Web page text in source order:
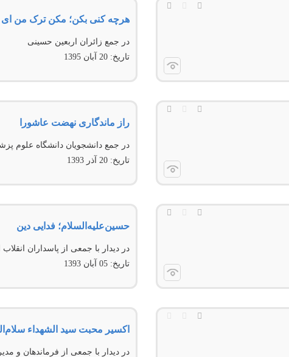
هرچه کنی بکن؛ مکن ترک من ای
در جمع زائران اربعين حسينی
تاریخ: 20 آبان 1395
راز ماندگاری نهضت عاشورا
در جمع دانشجويان دانشگاه علوم
تاریخ: 20 آذر 1393
حسین‌علیه‌السلام؛ فدایی دین
در دیدار با جمعی از پاسداران
تاریخ: 05 آبان 1393
اکسیر محبت سید الشهداء
در دیدار با جمعی از فرماندهان و